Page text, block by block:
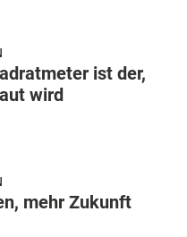
ist der,
wird
mehr Zukunft